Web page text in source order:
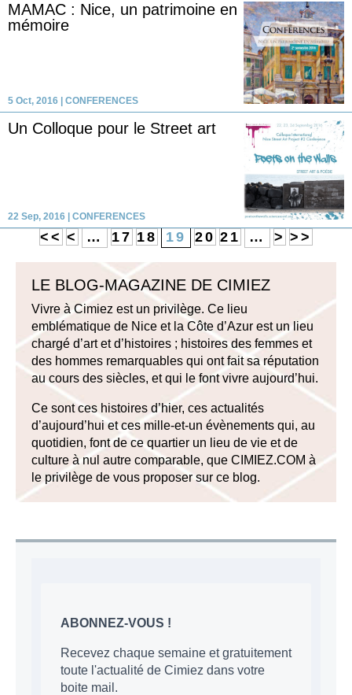
MAMAC : Nice, un patrimoine en
mémoire
5 Oct, 2016 CONFERENCES
Un Colloque pour le Street art
22 Sep, 2016 CONFERENCES
<< < … 17 18 19 20 21 … > >>
LE BLOG-MAGAZINE DE CIMIEZ
Vivre à Cimiez est un privilège. Ce lieu
emblématique de Nice et la Côte d’Azur est un lieu
chargé d’art et d’histoires ; histoires des femmes et
des hommes remarquables qui ont fait sa réputation
au cours des siècles, et qui le font vivre aujourd’hui.
Ce sont ces histoires d’hier, ces actualités
d’aujourd’hui et ces mille-et-un évènements qui, au
quotidien, font de ce quartier un lieu de vie et de
culture à nul autre comparable, que CIMIEZ.COM à
le privilège de vous proposer sur ce blog.
ABONNEZ-VOUS !
Recevez chaque semaine et gratuitement
toute l'actualité de Cimiez dans votre
boite mail.